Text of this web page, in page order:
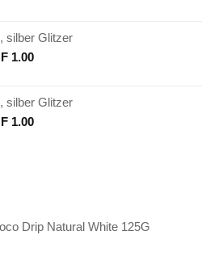
24.00CHF 12.00.
silber Glitzer
2.90
1.00Aktueller
CHF 1.00.
silber Glitzer
1.00Aktueller
Drip Natural White 125G